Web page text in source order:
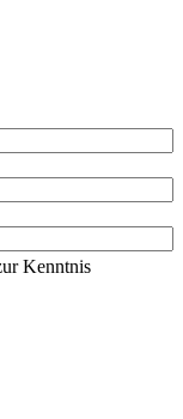
Kenntnis